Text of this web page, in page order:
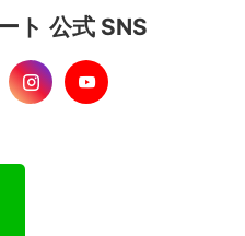
ト 公式 SNS